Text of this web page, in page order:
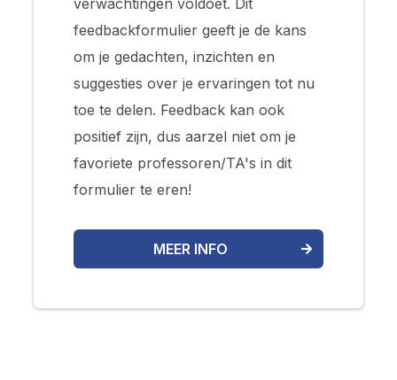
feedbackformulier geeft je de kans
om je gedachten, inzichten en
suggesties over je ervaringen tot nu
toe te delen. Feedback kan ook
positief zijn, dus aarzel niet om je
favoriete professoren/TA's in dit
formulier te eren!
MEER INFO